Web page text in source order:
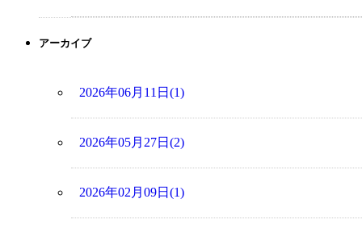
アーカイブ
2026年06月11日(1)
2026年05月27日(2)
2026年02月09日(1)